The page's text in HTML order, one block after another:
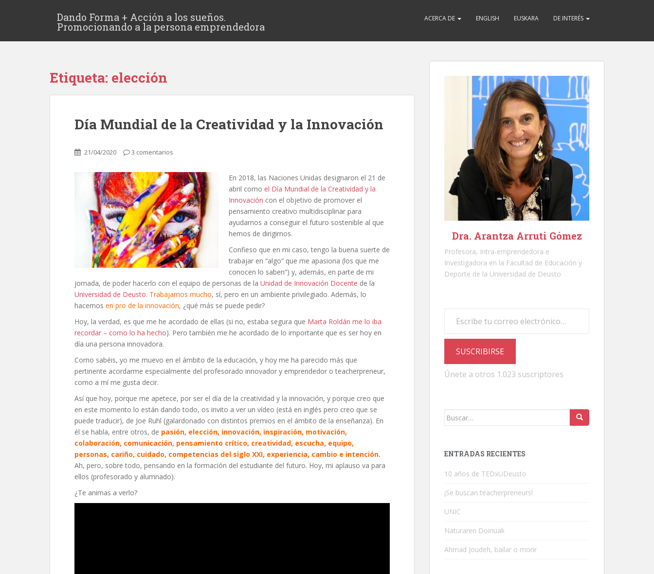
Dando Forma + Acción a los sueños.
Promocionando a la persona emprendedora
ACERCA DE ENGLISH EUSKARA DE INTERÉS
Etiqueta: elección
Día Mundial de la Creatividad y la Innovación
21/04/2020 3 comentarios
En 2018, las Naciones Unidas designaron el 21 de
abril como el Día Mundial de la Creatividad y la
Innovación con el objetivo de promover el
pensamiento creativo multidisciplinar para
ayudarnos a conseguir el futuro sostenible al que
hemos de dirigirnos.
Confieso que en mi caso, tengo la buena suerte de
trabajar en “algo” que me apasiona (los que me
conocen lo saben”) y, además, en parte de mi
jornada, de poder hacerlo con el equipo de personas de la Unidad de Innovación Docente de la
Universidad de Deusto. Trabajamos mucho, sí, pero en un ambiente privilegiado. Además, lo
hacemos en pro de la innovación, ¿qué más se puede pedir?
Hoy, la verdad, es que me he acordado de ellas (si no, estaba segura que Marta Roldán me lo iba
recordar – como lo ha hecho). Pero también me he acordado de lo importante que es ser hoy en
día una persona innovadora.
Como sabéis, yo me muevo en el ámbito de la educación, y hoy me ha parecido más que
pertinente acordarme especialmente del profesorado innovador y emprendedor o teacherpreneur,
como a mí me gusta decir.
Así que hoy, porque me apetece, por ser el día de la creatividad y la innovación, y porque creo que
en este momento lo están dando todo, os invito a ver un vídeo (está en inglés pero creo que se
puede traducir), de Joe Ruhl (galardonado con distintos premios en el ámbito de la enseñanza). En
él se habla, entre otros, de pasión, elección, innovación, inspiración, motivación,
colaboración, comunicación, pensamiento crítico, creatividad, escucha, equipo,
personas, cariño, cuidado, competencias del siglo XXI, experiencia, cambio e intención.
Ah, pero, sobre todo, pensando en la formación del estudiante del futuro. Hoy, mi aplauso va para
ellos (profesorado y alumnado).
¿Te animas a verlo?
Dra. Arantza Arruti Gómez
Profesora, Intra-emprendedora e
Investigadora en la Facultad de Educación y
Deporte de la Universidad de Deusto
SUSCRIBIRSE
Únete a otros 1.023 suscriptores
Buscar:
ENTRADAS RECIENTES
10 años de TEDxUDeusto
¡Se buscan teacherpreneurs!
UNIC
Naturaren Doinuak
Ahmad Joudeh, bailar o morir